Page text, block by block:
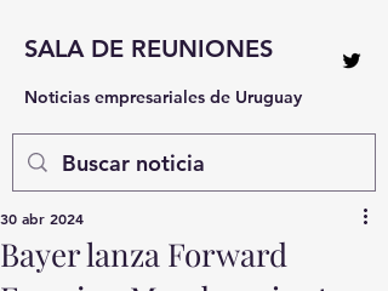
SALA DE REUNIONES
Noticias empresariales de Uruguay
Bayer lanza Forward
30 abr 2024